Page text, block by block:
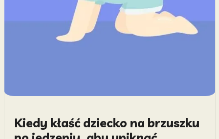
Kiedy kłaść dziecko na brzuszku